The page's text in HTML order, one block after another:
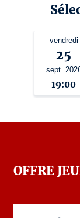
vendredi
25
sept.
19:00
OFFRE